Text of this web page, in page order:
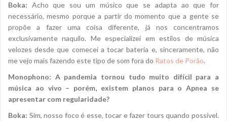
Boka: Acho que sou um músico que se adapta ao que for
necessário, mesmo porque a partir do momento que a gente se
propõe a fazer uma coisa diferente, já nos concentramos
exclusivamente naquilo. Me especializei em estilos de música
velozes desde que comecei a tocar bateria e, sinceramente, não
me vejo mais fazendo este tipo de som fora do Ratos de Porão.
Monophono: A pandemia tornou tudo muito difícil para a
música ao vivo – porém, existem planos para o Apnea se
apresentar com regularidade?
Boka: Sim, nosso foco é esse, tocar e fazer tours quando possível.